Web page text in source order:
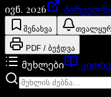
ივნ. 2026
შენახვა
PDF / ბეჭდვა
მუხლები